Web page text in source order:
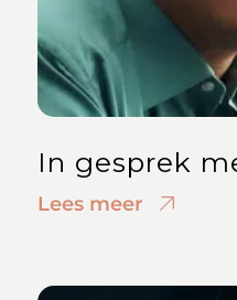
In gesprek
Lees meer